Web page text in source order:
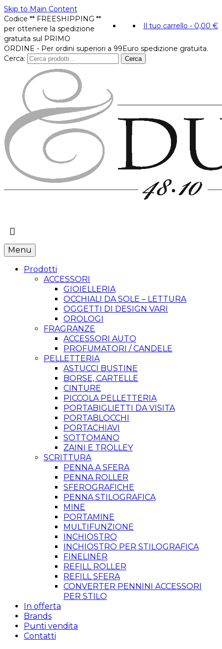
Skip to Main Content
Il tuo carrello - 0,00 €
Codice ** FREESHIPPING **
per ottenere la spedizione
gratuita sul PRIMO
ORDINE - Per ordini superiori a 99Euro spedizione gratuita.
Cerca:
Cerca
Menu
Prodotti
ACCESSORI
GIOIELLERIA
OCCHIALI DA SOLE – LETTURA
OGGETTI DI DESIGN VARI
OROLOGI
FRAGRANZE
ACCESSORI AUTO
PROFUMATORI / CANDELE
PELLETTERIA
ASTUCCI BUSTINE
BORSE, CARTELLE
CINTURE
PICCOLA PELLETTERIA
PORTABIGLIETTI DA VISITA
PORTABLOCCHI
PORTACHIAVI
SOTTOMANO
ZAINI E TROLLEY
SCRITTURA
PENNA A SFERA
PENNA ROLLER
SFEROGRAFICHE
PENNA STILOGRAFICA
MINE
PORTAMINE
MULTIFUNZIONE
INCHIOSTRO
INCHIOSTRO PER STILOGRAFICA
FINELINER
REFILL ROLLER
REFILL SFERA
CONVERTER PENNINI ACCESSORI
PER STILO
In offerta
Brands
Punti vendita
Contatti